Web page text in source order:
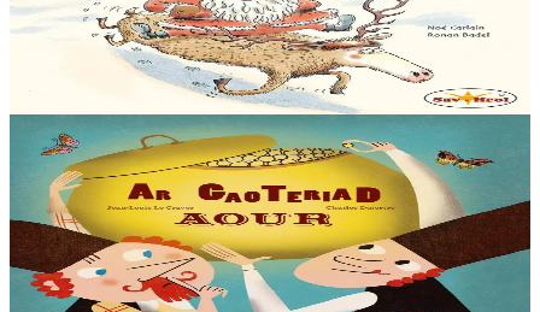
Tout ce que le Père Noël ne fera jamais : • Confondre Pâques et
Noël. • Manger tous les gâteaux laissés par les enfants et ne plus
pouvoir passer par la cheminée....
Sav-heol
La marmite pleine d'or
Dans un village de Russie vivaient deux frères : Boris, débrouillard
et plein d’esprit, Iakof un peu bête mais pas méchant. Un jour que
Boris laboure le champ...